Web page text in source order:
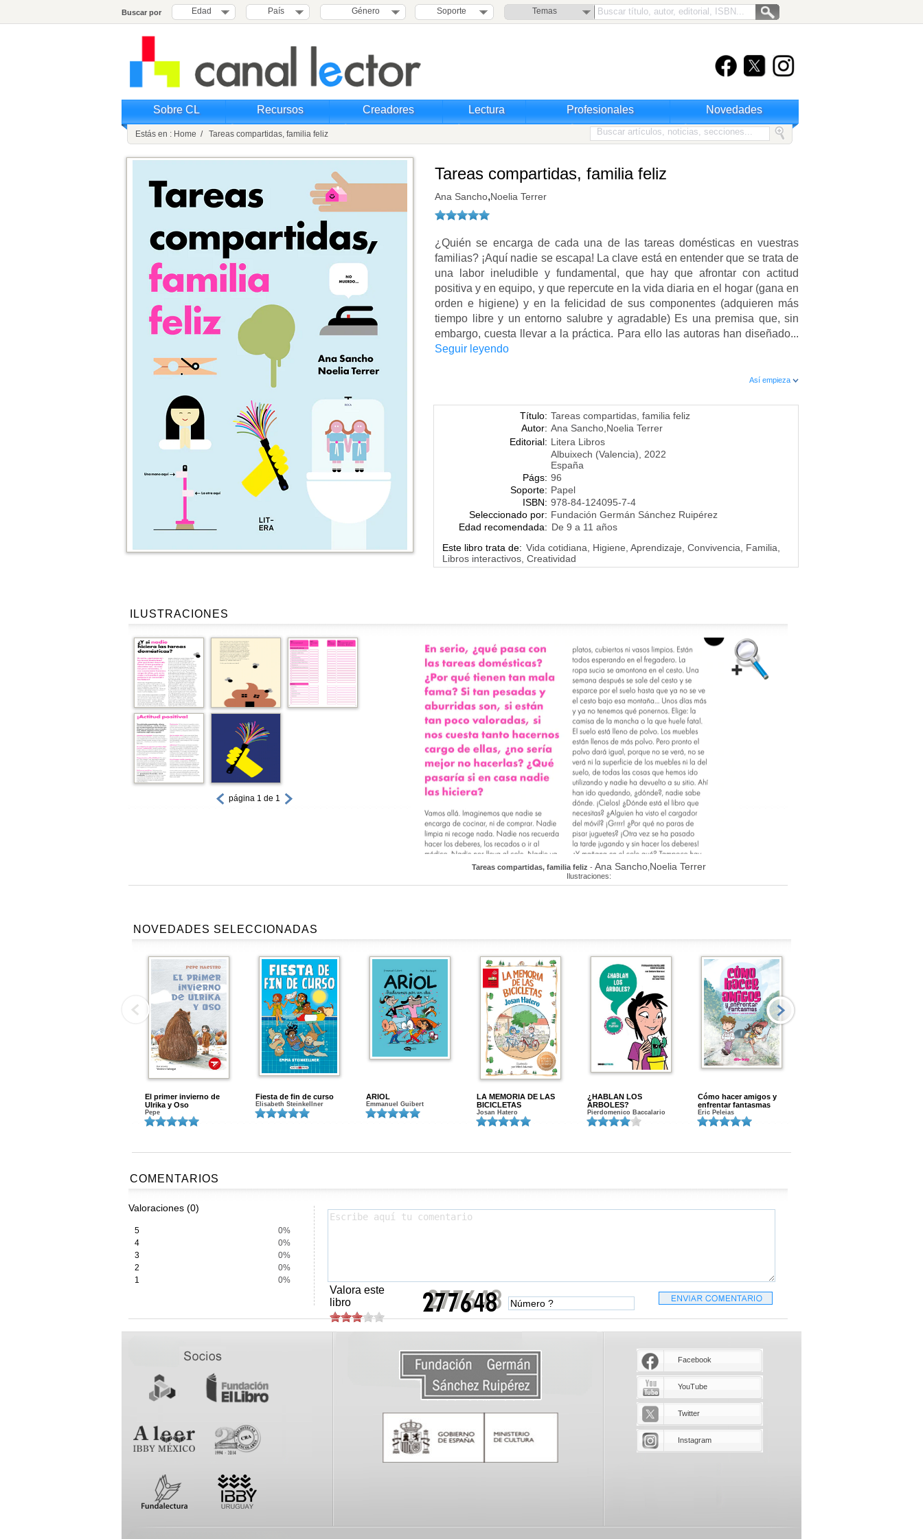
Buscar por Edad País Género Soporte Temas
Sobre CL Recursos Creadores Lectura Profesionales Novedades
Estás en : Home / Tareas compartidas, familia feliz
Tareas compartidas, familia feliz
Ana Sancho,Noelia Terrer
¿Quién se encarga de cada una de las tareas domésticas en vuestras
familias? ¡Aquí nadie se escapa! La clave está en entender que se trata de
una labor ineludible y fundamental, que hay que afrontar con actitud
positiva y en equipo, y que repercute en la vida diaria en el hogar (gana en
orden e higiene) y en la felicidad de sus componentes (adquieren más
tiempo libre y un entorno salubre y agradable) Es una premisa que, sin
embargo, cuesta llevar a la práctica. Para ello las autoras han diseñado...
Seguir leyendo
Así empieza
Título: Tareas compartidas, familia feliz
Autor: Ana Sancho Noelia Terrer
Editorial: Litera Libros
Albuixech (Valencia), 2022
España
Págs: 96
Soporte: Papel
ISBN: 978-84-124095-7-4
Seleccionado por: Fundación Germán Sánchez Ruipérez
Edad recomendada: De 9 a 11 años
Este libro trata de: Vida cotidiana, Higiene, Aprendizaje, Convivencia, Familia,
Libros interactivos, Creatividad
ILUSTRACIONES
página 1 de 1
Tareas compartidas, familia feliz - Ana Sancho, Noelia Terrer
Ilustraciones:
NOVEDADES SELECCIONADAS
El primer invierno de
Ulrika y Oso
Pepe
Fiesta de fin de curso
Elisabeth Steinkellner
ARIOL
Emmanuel Guibert
LA MEMORIA DE LAS
BICICLETAS
Josan Hatero
¿HABLAN LOS
ÁRBOLES?
Pierdomenico Baccalario
Cómo hacer amigos y
enfrentar fantasmas
Eric Peleias
COMENTARIOS
Valoraciones (0)
5
0%
4
0%
3
0%
2
0%
1
0%
Valora este
libro
Facebook
YouTube
Twitter
Instagram